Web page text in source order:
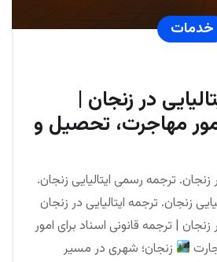
خدمات
در زنجان |
مهاجرت، تحصیل و
زنجان. ترجمه رسمی ایتالیایی زنجان.
زنجان. ترجمه ایتالیایی در زنجان
زنجان | ترجمه قانونی اسناد برای امور
زنجان؛ شهری در مسیر